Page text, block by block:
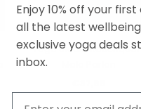
Yoga Studio
Enjoy 10% off your
all the latest
exclusive yoga deals
inbox.